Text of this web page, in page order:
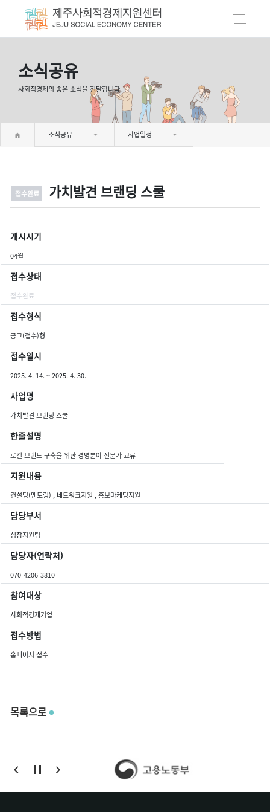
소식공유
사회적경제의 좋은 소식을 전달합니다.
소식공유 사업일정
접수완료 가치발견 브랜딩 스쿨
개시시기
04월
접수상태
접수완료
접수형식
공고(접수)형
접수일시
2025. 4. 14. ~ 2025. 4. 30.
사업명
가치발견 브랜딩 스쿨
한줄설명
로컬 브랜드 구축을 위한 경영분야 전문가 교류
지원내용
컨설팅(멘토링) , 네트워크지원 , 홍보마케팅지원
담당부서
성장지원팀
담당자(연락처)
070-4206-3810
참여대상
사회적경제기업
접수방법
홈페이지 접수
목록으로